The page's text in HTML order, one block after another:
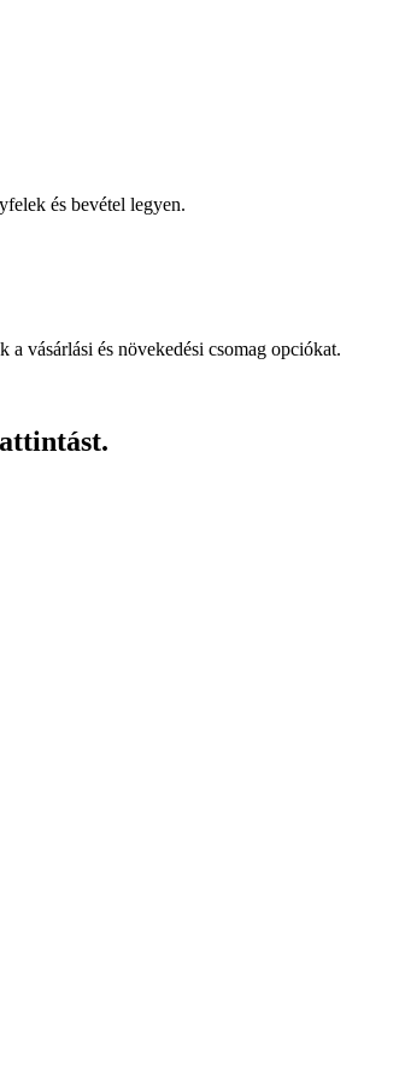
és bevétel legyen.
vásárlási és növekedési csomag opciókat.